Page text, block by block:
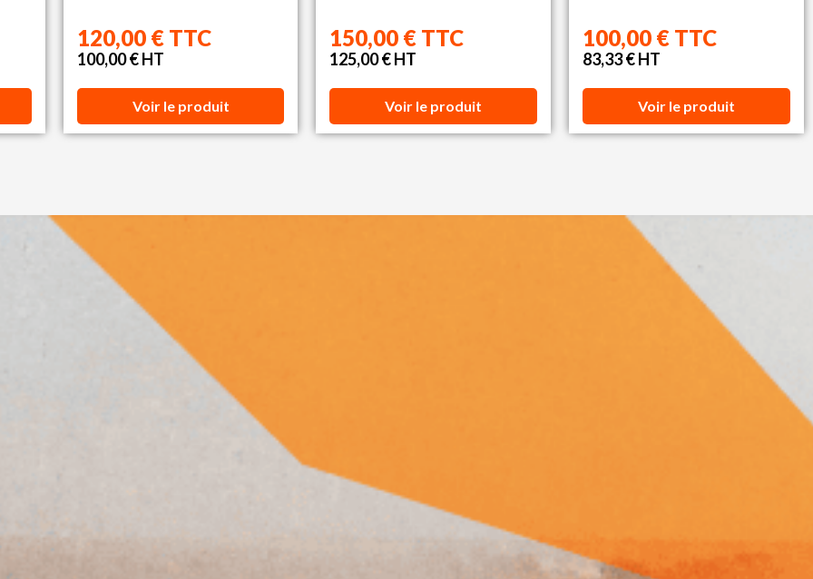
120,00 € TTC
100,00 € HT
Voir le produit
150,00 € TTC
125,00 € HT
Voir le produit
100,00 € TTC
83,33 € HT
Voir le produit